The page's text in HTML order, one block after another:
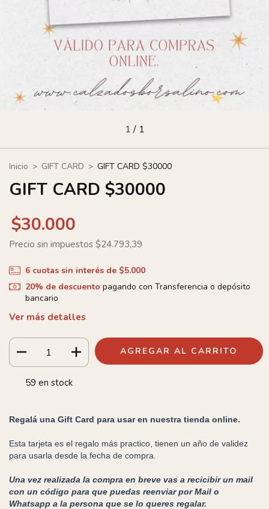
1/ 1
Inicio > GIFT CARD > GIFT CARD $30000
GIFT CARD $30000
$30.000
Precio sin impuestos $24.793,39
6 cuotas sin interés de $5.000
20% de descuento pagando con Transferencia o depósito
bancario
Ver más detalles
59 en stock
Regalá una Gift Card para usar en nuestra tienda online.
Esta tarjeta es el regalo más practico, tienen un año de validez
para usarla desde la fecha de compra.
Una vez realizada la compra en breve vas a recicibir un mail
con un código para que puedas reenviar por Mail o
Whatsapp a la persona que se lo queres regalar.